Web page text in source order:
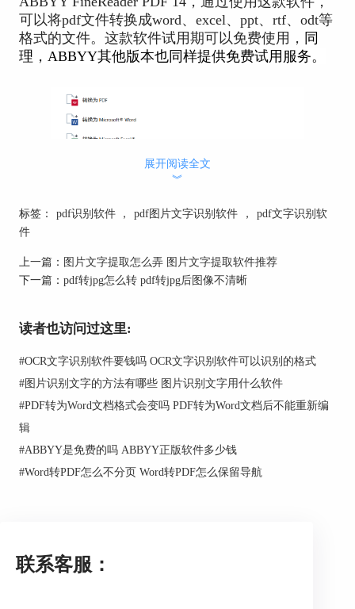
可以将pdf文件转换成word、excel、ppt、rtf、odt等
格式的文件。这款软件试用期可以免费使用， 同
理，ABBYY其他版本也同样提供免费试用服务。
第一步：下载安装好ABBYY FineReader PDF
14。
展开阅读全文
︾
标签： pdf识别软件 ， pdf图片文字识别软件 ，
pdf文字识别软
件
上一篇： 图片文字提取怎么弄 图片文字提取软件推荐
下一篇： pdf转jpg怎么转 pdf转jpg后图像不清晰
读者也访问过这里:
#OCR文字识别软件要钱吗 OCR文字识别软件可以识别的格式
#图片识别文字的方法有哪些 图片识别文字用什么软件
#PDF转为Word文档格式会变吗 PDF转为Word文档后不能重新编
辑
#ABBYY是免费的吗 ABBYY正版软件多少钱
#Word转PDF怎么不分页 Word转PDF怎么保留导航
联系客服：